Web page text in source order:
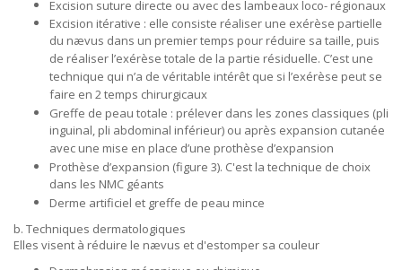
Excision suture directe ou avec des lambeaux loco- régionaux
Excision itérative : elle consiste réaliser une exérèse partielle
du nævus dans un premier temps pour réduire sa taille, puis
de réaliser l’exérèse totale de la partie résiduelle. C’est une
technique qui n’a de véritable intérêt que si l’exérèse peut se
faire en 2 temps chirurgicaux
Greffe de peau totale : prélever dans les zones classiques (pli
inguinal, pli abdominal inférieur) ou après expansion cutanée
avec une mise en place d’une prothèse d’expansion
Prothèse d’expansion (figure 3). C'est la technique de choix
dans les NMC géants
Derme artificiel et greffe de peau mince
b. Techniques dermatologiques
Elles visent à réduire le nævus et d'estomper sa couleur